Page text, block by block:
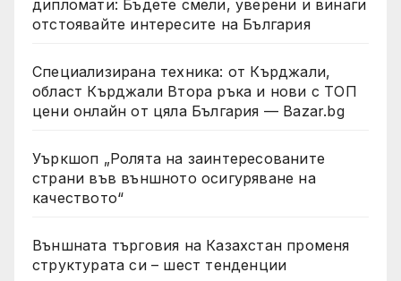
дипломати: Бъдете смели, уверени и винаги
отстоявайте интересите на България
Специализирана техника: от Кърджали,
област Кърджали Втора ръка и нови с ТОП
цени онлайн от цяла България — Bazar.bg
Уъркшоп „Ролята на заинтересованите
страни във външното осигуряване на
качеството“
Външната търговия на Казахстан променя
структурата си – шест тенденции